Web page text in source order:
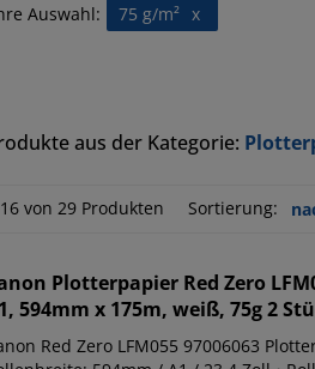
Auswahl: x
75 g/m²
aus der Kategorie:
von 29 Produkten Sortierung:
Plotterpapier Red Zero
594mm x 175m, weiß, 75g 2
Red Zero LFM055 97006063